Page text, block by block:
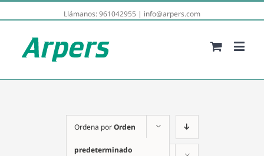
Llámanos:961042955 | info@arpers.com
Ordena porOrden
predeterminado